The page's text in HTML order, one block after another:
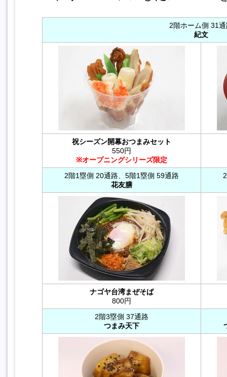
2階ホーム側 31
紀文
祝シーズン開幕おつまみセット
550円
※オープニングシリーズ限定
2階1塁側 20通路、5階1塁側 59通路
花友膳
ナゴヤ台湾まぜそば
800円
2階3塁側 37通路
つまみ天下